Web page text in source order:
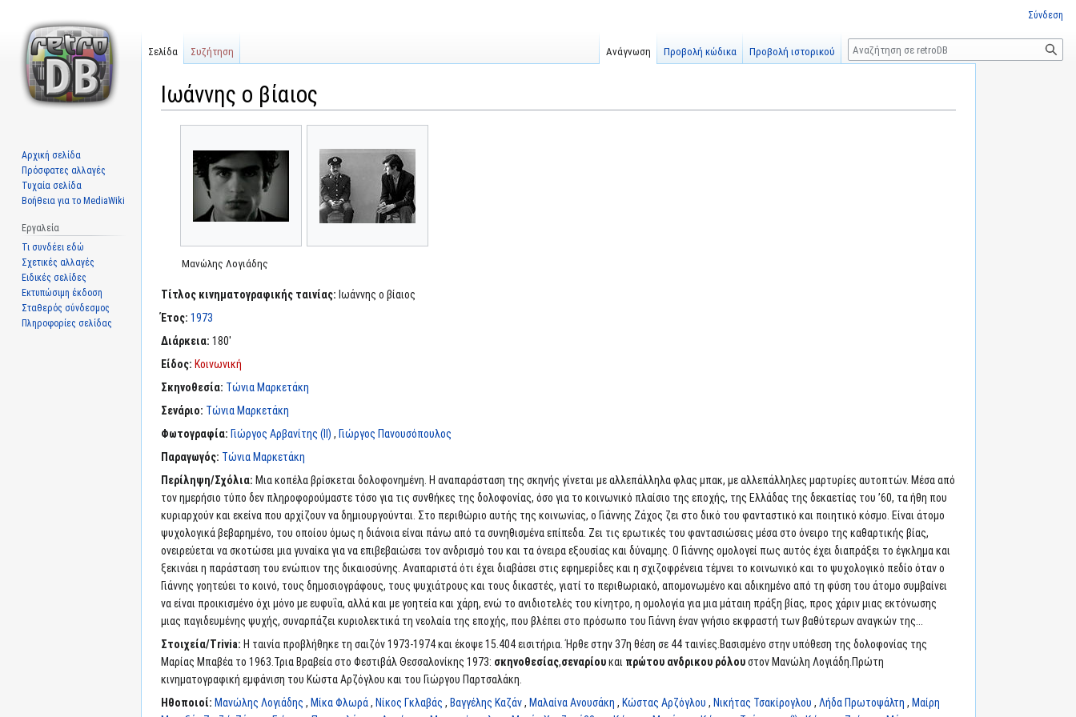
Ιωάννης ο βίαιος
πλοήγηση
αναζήτηση
Μανώλης Λογιάδης
Τίτλος κινηματογραφικής ταινίας: Ιωάννης ο βίαιος
Έτος: 1973
Διάρκεια: 180'
Είδος: Κοινωνική
Σκηνοθεσία: Τώνια Μαρκετάκη
Σενάριο: Τώνια Μαρκετάκη
Φωτογραφία: Γιώργος Αρβανίτης (II) , Γιώργος Πανουσόπουλος
Παραγωγός: Τώνια Μαρκετάκη
Περίληψη/Σχόλια: Μια κοπέλα βρίσκεται δολοφονημένη. Η αναπαράσταση της σκηνής γίνεται με αλλεπάλληλα φλας μπακ, με αλλεπάλληλες μαρτυρίες αυτοπτών. Μέσα από
τον ημερήσιο τύπο δεν πληροφορούμαστε τόσο για τις συνθήκες της δολοφονίας, όσο για το κοινωνικό πλαίσιο της εποχής, της Ελλάδας της δεκαετίας του ’60, τα ήθη που
κυριαρχούν και εκείνα που αρχίζουν να δημιουργούνται. Στο περιθώριο αυτής της κοινωνίας, ο Γιάννης Ζάχος ζει στο δικό του φανταστικό και ποιητικό κόσμο. Είναι άτομο
ψυχολογικά βεβαρημένο, του οποίου όμως η διάνοια είναι πάνω από τα συνηθισμένα επίπεδα. Ζει τις ερωτικές του φαντασιώσεις μέσα στο όνειρο της καθαρτικής βίας,
ονειρεύεται να σκοτώσει μια γυναίκα για να επιβεβαιώσει τον ανδρισμό του και τα όνειρα εξουσίας και δύναμης. Ο Γιάννης ομολογεί πως αυτός έχει διαπράξει το έγκλημα και
ξεκινάει η παράσταση του ενώπιον της δικαιοσύνης. Αναπαριστά ότι έχει διαβάσει στις εφημερίδες και η σχιζοφρένεια τέμνει το κοινωνικό και το ψυχολογικό πεδίο όταν ο
Γιάννης γοητεύει το κοινό, τους δημοσιογράφους, τους ψυχιάτρους και τους δικαστές, γιατί το περιθωριακό, απομονωμένο και αδικημένο από τη φύση του άτομο συμβαίνει
να είναι προικισμένο όχι μόνο με ευφυΐα, αλλά και με γοητεία και χάρη, ενώ το ανιδιοτελές του κίνητρο, η ομολογία για μια μάταιη πράξη βίας, προς χάριν μιας εκτόνωσης
μιας παγιδευμένης ψυχής, συναρπάζει κυριολεκτικά τη νεολαία της εποχής, που βλέπει στο πρόσωπο του Γιάννη έναν γνήσιο εκφραστή των βαθύτερων αναγκών της...
Στοιχεία/Trivia: Η ταινία προβλήθηκε τη σαιζόν 1973-1974 και έκοψε 15.404 εισιτήρια. Ήρθε στην 37η θέση σε 44 ταινίες.Βασισμένο στην υπόθεση της δολοφονίας της
Μαρίας Μπαβέα το 1963.Τρια Βραβεία στο Φεστιβάλ Θεσσαλονίκης 1973: σκηνοθεσίας,σεναρίουκαι πρώτου ανδρικου ρόλουστον Μανώλη Λογιάδη.Πρώτη
κινηματογραφική εμφάνιση του Κώστα Αρζόγλου και του Γιώργου Παρτσαλάκη.
Ηθοποιοί: Μανώλης Λογιάδης , Μίκα Φλωρά, Νίκος Γκλαβάς , Βαγγέλης Καζάν, Μαλαίνα Ανουσάκη , Κώστας Αρζόγλου , Νικήτας Τσακίρογλου , Λήδα Πρωτοψάλτη , Μαίρη
Σύνδεση
Σελίδα Συζήτηση Ανάγνωση Προβολή κώδικα Προβολή ιστορικού
Αναζήτηση
Αρχική σελίδα
Πρόσφατες αλλαγές
Τυχαία σελίδα
Βοήθεια για το MediaWiki
Εργαλεία
Τι συνδέει εδώ
Σχετικές αλλαγές
Ειδικές σελίδες
Εκτυπώσιμη έκδοση
Σταθερός σύνδεσμος
Πληροφορίες σελίδας